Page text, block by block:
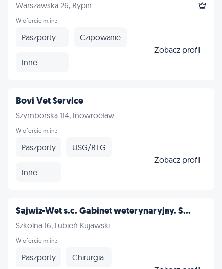
Warszawska 26, Rypin
W ofercie m.in.:
Paszporty Czipowanie
Inne
Zobacz profil
Bovi Vet Service
Szymborska 114, Inowrocław
W ofercie m.in.:
Paszporty USG/RTG
Inne
Zobacz profil
Sajwiz-Wet s.c. Gabinet weterynaryjny. S...
Szkolna 16, Lubień Kujawski
W ofercie m.in.:
Paszporty
Chirurgia